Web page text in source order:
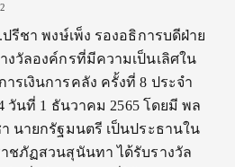
รีชา พงษ์เพ็ง รองอธิการบดีฝ่าย
งวัลองค์กรที่มีความเป็นเลิศใน
รเงินการคลัง ครั้งที่ 8 ประจำ
วันที่ 1 ธันวาคม 2565 โดยมี พล
นายกรัฐมนตรี เป็นประธานใน
ชภัฏสวนสุนันทา ได้รับรางวัล